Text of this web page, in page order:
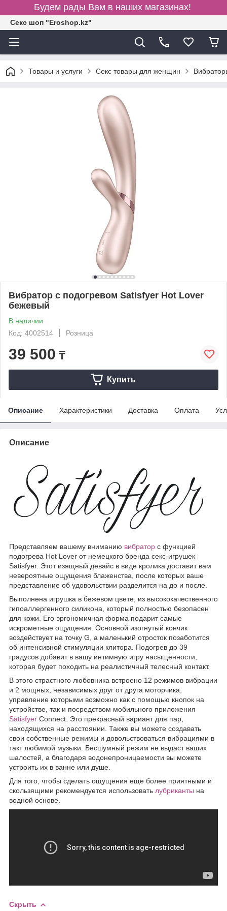
Будем рады Вам в наших магазинах!
Секс шоп "Eroshop.kz"
Товары и услуги Секс товары для женщин
Вибратор с подогревом Satisfyer Hot Lover
бежевый
В наличии
Код: 4002514
Розница
39 500 ₸
Купить
Описание Характеристики Доставка Оплата
Описание
Представляем вашему вниманию вибратор с функцией
подогрева Hot Lover от немецкого бренда секс-игрушек
Satisfyer. Этот изящный девайс в виде кролика доставит вам
невероятные ощущения блаженства, после которых ваше
представление об удовольствии разделится на до и после.
Выполнена игрушка в бежевом цвете, из высококачественного
гипоаллергенного силикона, который полностью безопасен
для кожи. Его эргономичная форма подарит самые
искрометные ощущения. Основной изогнутый кончик
воздействует на точку G, а маленький отросток позаботится
об интенсивной стимуляции клитора. Подогрев до 39
градусов добавит в вашу интимную игру насыщенности,
которая будет походить на реалистичный телесный контакт.
В этого страстного любовника встроено 12 режимов вибрации
и 2 мощных, независимых друг от друга моторчика,
управление которыми возможно как с помощью кнопок на
устройстве, так и посредством мобильного приложения
Satisfyer Connect. Это прекрасный вариант для пар,
находящихся на расстоянии. Также вы можете создавать
свои собственные режимы и довольствоваться вибрациями в
такт любимой музыки. Бесшумный режим не выдаст ваших
шалостей, а благодаря водонепроницаемости вы можете
устроить их в ванне или душе.
Для того, чтобы сделать ощущения еще более приятными и
скользящими рекомендуется использовать лубриканты на
водной основе.
Скрыть